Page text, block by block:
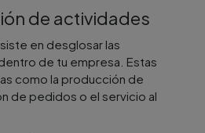
de actividades
en desglosar las
de tu empresa. Estas
como la producción de
de pedidos o el servicio al